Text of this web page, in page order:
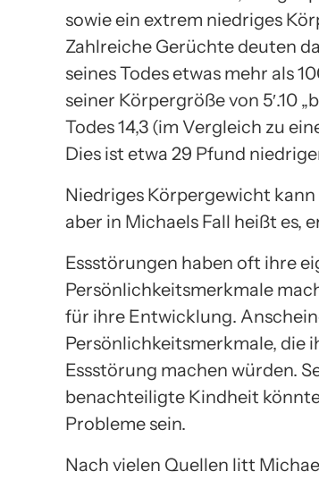
sowie ein extrem niedriges
Zahlreiche Gerüchte deuten
seines Todes etwas mehr als
seiner Körpergröße von 5′.10
Todes 14,3 (im Vergleich zu
Dies ist etwa 29 Pfund
Niedriges Körpergewicht
aber in Michaels Fall heißt es,
Essstörungen haben oft ihre
Persönlichkeitsmerkmale
für ihre Entwicklung.
Persönlichkeitsmerkmale, die
Essstörung machen würden.
benachteiligte Kindheit
Probleme sein.
Nach vielen Quellen litt